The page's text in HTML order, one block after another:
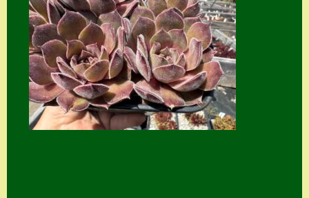
Sue Thomas
Translator
Versand
Versand von
Semps
Warenkorb